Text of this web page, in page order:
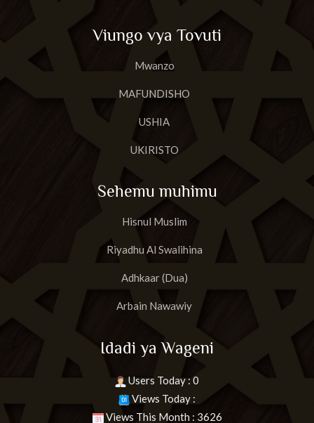
Viungo vya Tovuti
Mwanzo
MAFUNDISHO
USHIA
UKIRISTO
Sehemu muhimu
Hisnul Muslim
Riyadhu Al Swalihina
Adhkaar (Dua)
Arbain Nawawiy
Idadi ya Wageni
Users Today : 0
Views Today :
Views This Month : 3626